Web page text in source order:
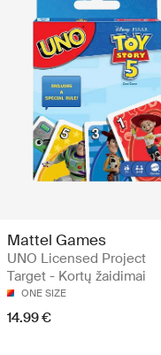
Mattel Games
UNO Licensed Project
Target - Kortų žaidimai
ONE SIZE
14.99 €